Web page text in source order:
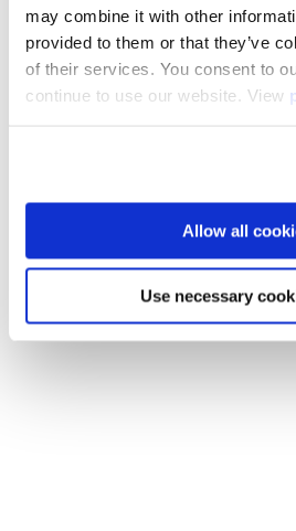
may combine it with other
provided to them or that they’ve
of their services. You consent to
continue to use our website. View
Allow all
Use necessary